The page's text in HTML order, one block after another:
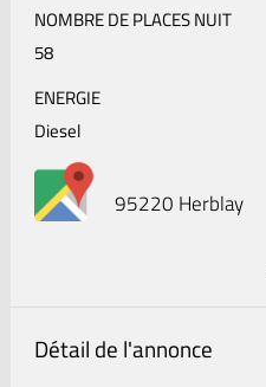
NOMBRE DE PLACES NUIT
58
ENERGIE
Diesel
95220 Herblay
Détail de l'annonce